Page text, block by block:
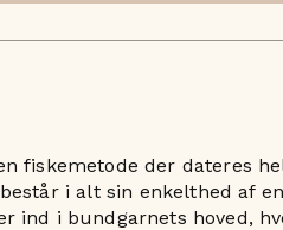
fiskemetode der dateres
består i alt sin enkelthed af
ind i bundgarnets hoved,